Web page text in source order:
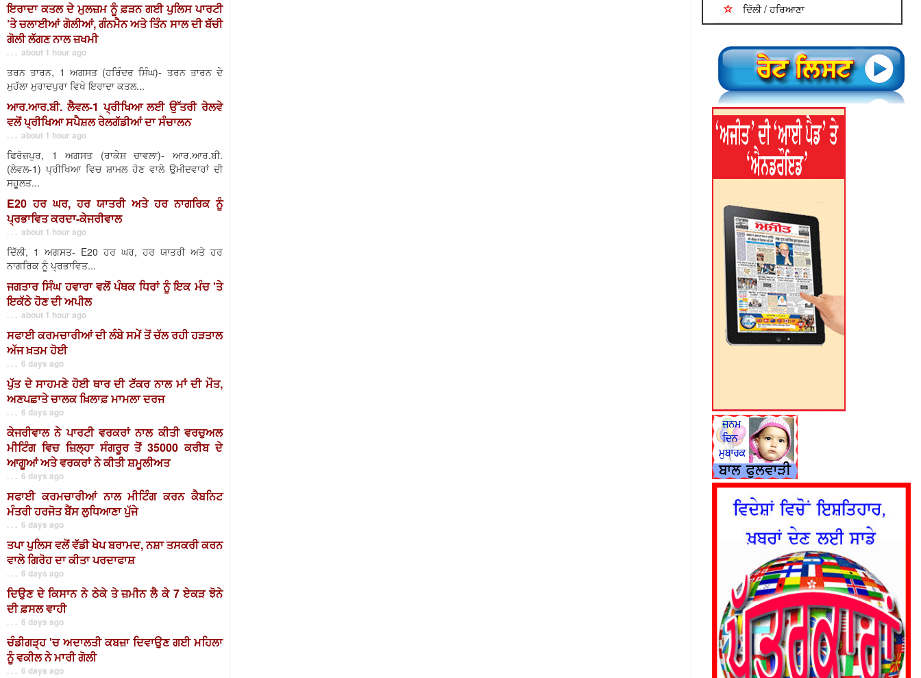
ਇਰਾਦਾ ਕਤਲ ਦੇ ਮੁਲਜ਼ਮ ਨੂੰ ਫ਼ੜਨ ਗਈ ਪੁਲਿਸ ਪਾਰਟੀ
’ਤੇ ਚਲਾਈਆਂ ਗੋਲੀਆਂ, ਗੰਨਮੈਨ ਅਤੇ ਤਿੰਨ ਸਾਲ ਦੀ ਬੱਚੀ
ਗੋਲੀ ਲੱਗਣ ਨਾਲ ਜ਼ਖਮੀ
. . . about 1 hour ago
ਤਰਨ ਤਾਰਨ, 1 ਅਗਸਤ (ਹਰਿੰਦਰ ਸਿੰਘ)- ਤਰਨ ਤਾਰਨ ਦੇ
ਮੁਹੱਲਾ ਮੁਰਾਦਪੁਰਾ ਵਿਖੇ ਇਰਾਦਾ ਕਤਲ...
ਆਰ.ਆਰ.ਬੀ. ਲੈਵਲ-1 ਪ੍ਰੀਖਿਆ ਲਈ ਉੱਤਰੀ ਰੇਲਵੇ
ਵਲੋਂ ਪ੍ਰੀਖਿਆ ਸਪੈਸ਼ਲ ਰੇਲਗੱਡੀਆਂ ਦਾ ਸੰਚਾਲਨ
. . . about 1 hour ago
ਫਿਰੋਜ਼ਪੁਰ, 1 ਅਗਸਤ (ਰਾਕੇਸ਼ ਚਾਵਲਾ)- ਆਰ.ਆਰ.ਬੀ.
(ਲੇਵਲ-1) ਪ੍ਰੀਖਿਆ ਵਿਚ ਸ਼ਾਮਲ ਹੋਣ ਵਾਲੇ ਉਮੀਦਵਾਰਾਂ ਦੀ
ਸਹੂਲਤ...
E20 ਹਰ ਘਰ, ਹਰ ਯਾਤਰੀ ਅਤੇ ਹਰ ਨਾਗਰਿਕ ਨੂੰ
ਪ੍ਰਭਾਵਿਤ ਕਰਦਾ-ਕੇਜਰੀਵਾਲ
. . . about 1 hour ago
ਦਿੱਲੀ, 1 ਅਗਸਤ- E20 ਹਰ ਘਰ, ਹਰ ਯਾਤਰੀ ਅਤੇ ਹਰ
ਨਾਗਰਿਕ ਨੂੰ ਪ੍ਰਭਾਵਿਤ...
ਜਗਤਾਰ ਸਿੰਘ ਹਵਾਰਾ ਵਲੋਂ ਪੰਥਕ ਧਿਰਾਂ ਨੂੰ ਇਕ ਮੰਚ 'ਤੇ
ਇਕੱਠੇ ਹੋਣ ਦੀ ਅਪੀਲ
. . . about 1 hour ago
ਸਫਾਈ ਕਰਮਚਾਰੀਆਂ ਦੀ ਲੰਬੇ ਸਮੇਂ ਤੋਂ ਚੱਲ ਰਹੀ ਹੜਤਾਲ
ਅੱਜ ਖ਼ਤਮ ਹੋਈ
. . . 6 days ago
ਪੁੱਤ ਦੇ ਸਾਹਮਣੇ ਹੋਈ ਥਾਰ ਦੀ ਟੱਕਰ ਨਾਲ ਮਾਂ ਦੀ ਮੌਤ,
ਅਣਪਛਾਤੇ ਚਾਲਕ ਖ਼ਿਲਾਫ਼ ਮਾਮਲਾ ਦਰਜ
. . . 6 days ago
ਕੇਜਰੀਵਾਲ ਨੇ ਪਾਰਟੀ ਵਰਕਰਾਂ ਨਾਲ ਕੀਤੀ ਵਰਚੁਅਲ
ਮੀਟਿੰਗ ਵਿਚ ਜ਼ਿਲ੍ਹਾ ਸੰਗਰੂਰ ਤੋਂ 35000 ਕਰੀਬ ਦੇ
ਆਗੂਆਂ ਅਤੇ ਵਰਕਰਾਂ ਨੇ ਕੀਤੀ ਸ਼ਮੂਲੀਅਤ
. . . 6 days ago
ਸਫਾਈ ਕਰਮਚਾਰੀਆਂ ਨਾਲ ਮੀਟਿੰਗ ਕਰਨ ਕੈਬਨਿਟ
ਮੰਤਰੀ ਹਰਜੋਤ ਬੈਂਸ ਲੁਧਿਆਣਾ ਪੁੱਜੇ
. . . 6 days ago
ਤਪਾ ਪੁਲਿਸ ਵਲੋਂ ਵੱਡੀ ਖੇਪ ਬਰਾਮਦ, ਨਸ਼ਾ ਤਸਕਰੀ ਕਰਨ
ਵਾਲੇ ਗਿਰੋਹ ਦਾ ਕੀਤਾ ਪਰਦਾਫਾਸ਼
. . . 6 days ago
ਦਿਉਣ ਦੇ ਕਿਸਾਨ ਨੇ ਠੇਕੇ ਤੇ ਜ਼ਮੀਨ ਲੈ ਕੇ 7 ਏਕੜ ਝੋਨੇ
ਦੀ ਫ਼ਸਲ ਵਾਹੀ
. . . 6 days ago
ਚੰਡੀਗੜ੍ਹ 'ਚ ਅਦਾਲਤੀ ਕਬਜ਼ਾ ਦਿਵਾਉਣ ਗਈ ਮਹਿਲਾ
ਨੂੰ ਵਕੀਲ ਨੇ ਮਾਰੀ ਗੋਲੀ
. . . 6 days ago
ਦਿੱਲੀ / ਹਰਿਆਣਾ